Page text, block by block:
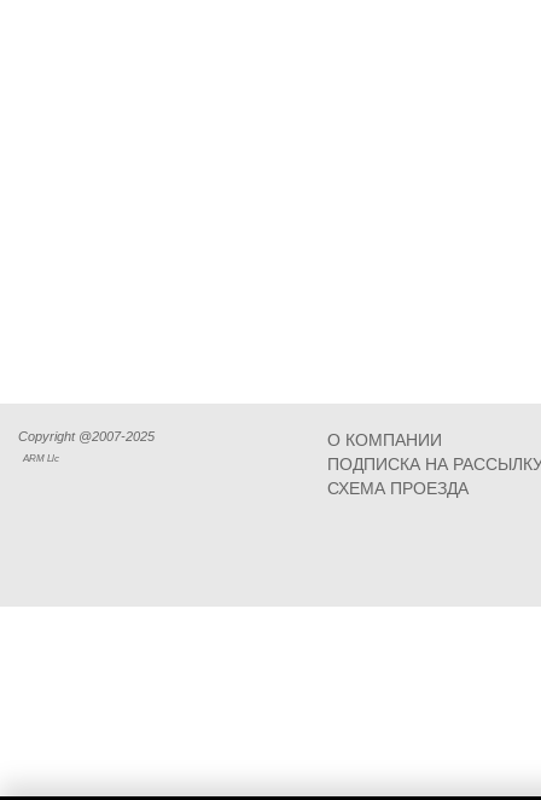
Copyright @2007-2025
ARM Llc
О КОМПАНИИ
ПОДПИСКА НА
СХЕМА ПРОЕЗДА